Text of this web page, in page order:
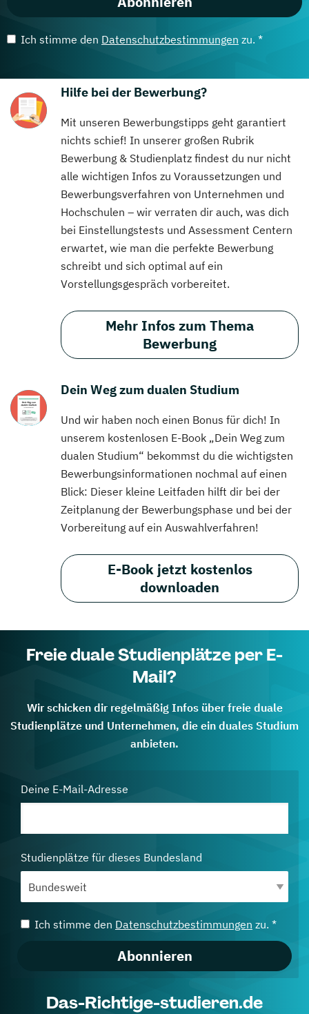
Ich stimme den Datenschutzbestimmungen zu. *
Hilfe bei der Bewerbung?
Mit unseren Bewerbungstipps geht garantiert
nichts schief! In unserer großen Rubrik
Bewerbung & Studienplatz findest du nur nicht
alle wichtigen Infos zu Voraussetzungen und
Bewerbungsverfahren von Unternehmen und
Hochschulen – wir verraten dir auch, was dich
bei Einstellungstests und Assessment Centern
erwartet, wie man die perfekte Bewerbung
schreibt und sich optimal auf ein
Vorstellungsgespräch vorbereitet.
Mehr Infos zum Thema
Bewerbung
Dein Weg zum dualen Studium
Und wir haben noch einen Bonus für dich! In
unserem kostenlosen E-Book „Dein Weg zum
dualen Studium“ bekommst du die wichtigsten
Bewerbungsinformationen nochmal auf einen
Blick: Dieser kleine Leitfaden hilft dir bei der
Zeitplanung der Bewerbungsphase und bei der
Vorbereitung auf ein Auswahlverfahren!
E-Book jetzt kostenlos
downloaden
Freie duale Studienplätze per E-
Mail?
Wir schicken dir regelmäßig Infos über freie duale
Studienplätze und Unternehmen, die ein duales Studium
anbieten.
Deine E-Mail-Adresse
Studienplätze für dieses Bundesland
Ich stimme den Datenschutzbestimmungen zu. *
Abonnieren
Das-Richtige-studieren.de